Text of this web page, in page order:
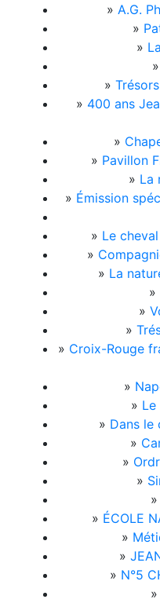
» A.G.
»
»
»
»
» 400 ans
»
» Pavillon
» La
» Émission
» Le
»
» La
»
»
»
» Croix-Rouge
»
»
» Dans le
»
»
»
»
» ÉCOLE
»
»
» N°5
»